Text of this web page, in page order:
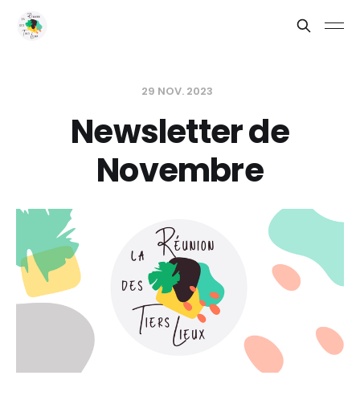
29 NOV. 2023
Newsletter de
Novembre